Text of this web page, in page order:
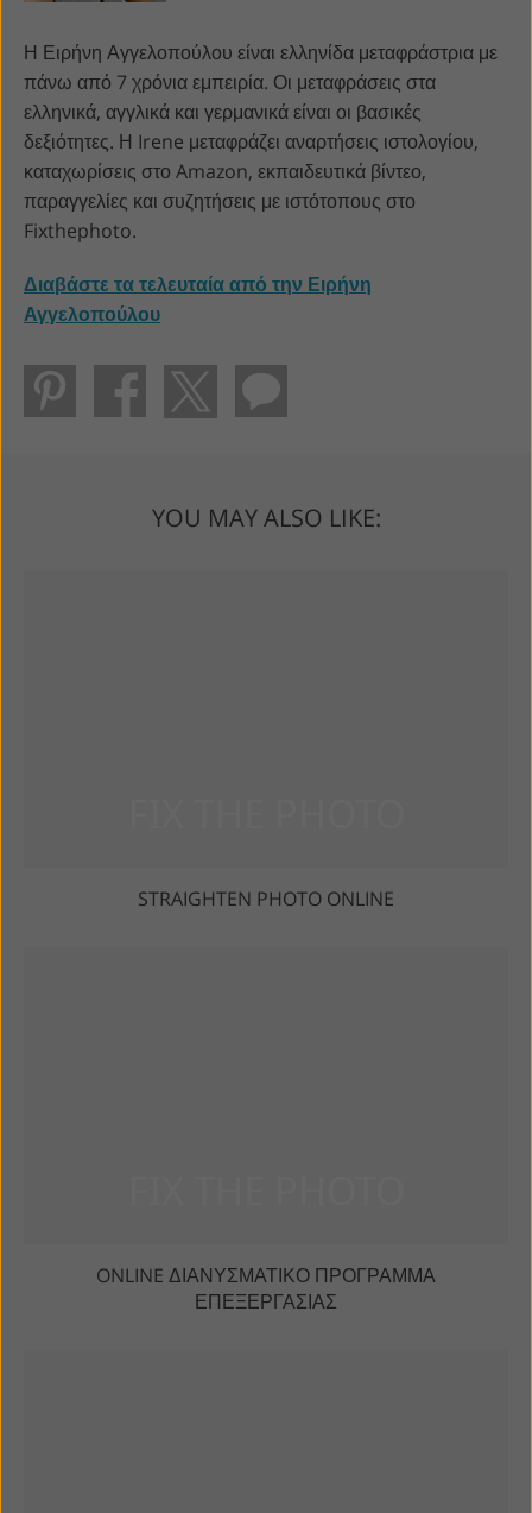
Η Ειρήνη Αγγελοπούλου είναι ελληνίδα μεταφράστρια με
πάνω από 7 χρόνια εμπειρία. Οι μεταφράσεις στα
ελληνικά, αγγλικά και γερμανικά είναι οι βασικές
δεξιότητες. Η Irene μεταφράζει αναρτήσεις ιστολογίου,
καταχωρίσεις στο Amazon, εκπαιδευτικά βίντεο,
παραγγελίες και συζητήσεις με ιστότοπους στο
Fixthephoto.
Διαβάστε τα τελευταία από την Ειρήνη
Αγγελοπούλου
YOU MAY ALSO LIKE:
STRAIGHTEN PHOTO ONLINE
ONLINE ΔΙΑΝΥΣΜΑΤΙΚΌ ΠΡΌΓΡΑΜΜΑ
ΕΠΕΞΕΡΓΑΣΊΑΣ